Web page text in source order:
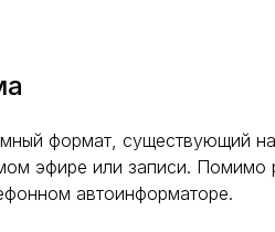
формат, существующий
эфире или записи. Помимо
автоинформаторе.